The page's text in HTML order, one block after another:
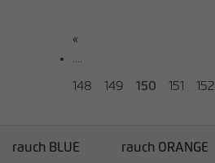
«
....
148 149 150 151 152
rauch BLUE rauch ORANGE